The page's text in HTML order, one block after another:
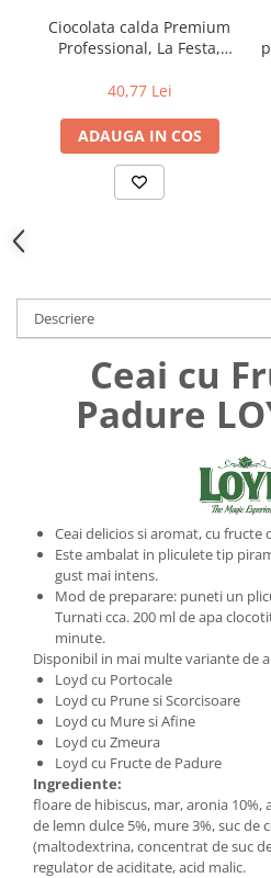
Cutii depozitare
Umerase pentru haine si
Organizatoare imbracaminte si
Cosuri de gunoi
Carucioare pentru cumparaturi
Baterii, acumulatori si
Uniforme medicale de unica
folosinta
Ciocolata calda Premium
Professional, La Festa,
40,77 Lei
ADAUGA IN COS
Descriere
Ceai cu
Padure
Ceai delicios si aromat, cu fructe
Este ambalat in pliculete tip
gust mai intens.
Mod de preparare: puneti un
Turnati cca. 200 ml de apa
minute.
Disponibil in mai multe variante de
Loyd cu Portocale
Loyd cu Prune si Scorcisoare
Loyd cu Mure si Afine
Loyd cu Zmeura
Loyd cu Fructe de Padure
Ingrediente:
floare de hibiscus, mar, aronia 10%,
de lemn dulce 5%, mure 3%, suc de
(maltodextrina, concentrat de suc
regulator de aciditate, acid malic.